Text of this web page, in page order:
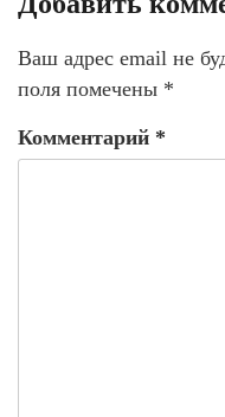
Ваш адрес email не
поля помечены *
Комментарий *